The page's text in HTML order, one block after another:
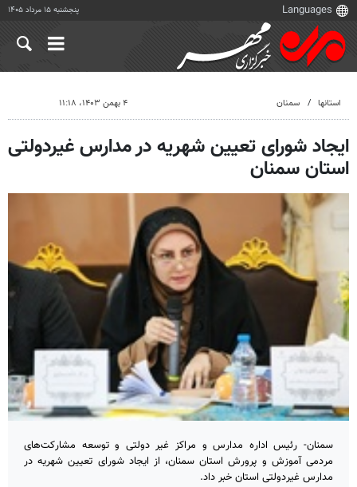
پنجشنبه ۱۵ مرداد ۱۴۰۵
استانها سمنان ۴ بهمن ۱۴۰۳، ۱۱:۱۸
ایجاد شورای تعیین شهریه در مدارس غیردولتی
استان سمنان
سمنان- رئیس اداره مدارس و مراکز غیر دولتی و توسعه مشارکت‌های
مردمی آموزش و پرورش استان سمنان، از ایجاد شورای تعیین شهریه در
مدارس غیردولتی استان خبر داد.